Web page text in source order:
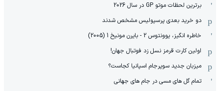
برترین لحظات موتو GP در سال 2026
دو خرید بعدی پرسپولیس مشخص شدند
خاطره انگیز، یوونتوس 2 - بایرن مونیخ 1 (2005)
اولین کارت قرمز نسل زد فوتبال جهان!
میزبان جدید سوپرجام اسپانیا کجاست؟
تمام گل های مسی در جام های جهانی